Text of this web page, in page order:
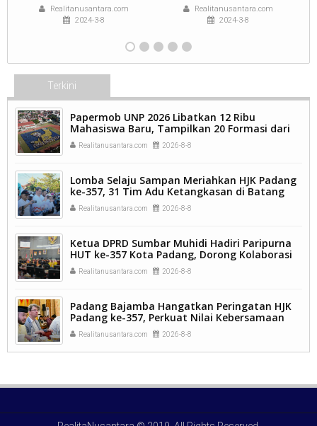
Realitanusantara.com
2024-3-8
Realitanusantara.com
2024-3-8
Terkini
Papermob UNP 2026 Libatkan 12 Ribu
Mahasiswa Baru, Tampilkan 20 Formasi dari
9.250 Kavling.
Realitanusantara.com 2026-8-8
Lomba Selaju Sampan Meriahkan HJK Padang
ke-357, 31 Tim Adu Ketangkasan di Batang
Arau.
Realitanusantara.com 2026-8-8
Ketua DPRD Sumbar Muhidi Hadiri Paripurna
HUT ke-357 Kota Padang, Dorong Kolaborasi
dan Inovasi Berkelanjutan.
Realitanusantara.com 2026-8-8
Padang Bajamba Hangatkan Peringatan HJK
Padang ke-357, Perkuat Nilai Kebersamaan
dan Identitas Kuliner Minangkabau.
Realitanusantara.com 2026-8-8